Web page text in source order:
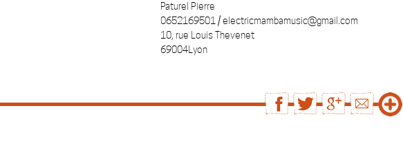
Paturel Pierre
0652169501 / electricmambamusic@gmail.com
10, rue Louis Thevenet
69004Lyon